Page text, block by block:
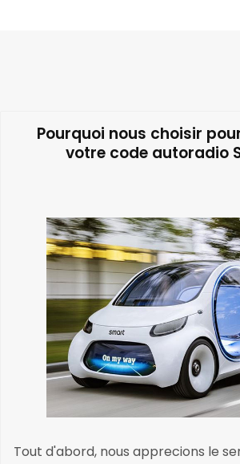
Pourquoi nous choisir
votre code autoradio
Tout d'abord, nous apprecions le